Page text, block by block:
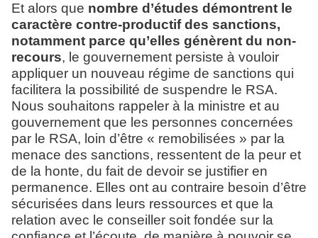
Et alors que nombre d’études démontrent le
caractère contre-productif des sanctions,
notamment parce qu’elles génèrent du non-
recours, le gouvernement persiste à vouloir
appliquer un nouveau régime de sanctions qui
facilitera la possibilité de suspendre le RSA.
Nous souhaitons rappeler à la ministre et au
gouvernement que les personnes concernées
par le RSA, loin d’être « remobilisées » par la
menace des sanctions, ressentent de la peur et
de la honte, du fait de devoir se justifier en
permanence. Elles ont au contraire besoin d’être
sécurisées dans leurs ressources et que la
relation avec le conseiller soit fondée sur la